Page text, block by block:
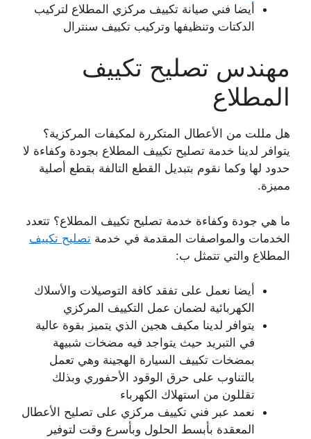
أيضا فني صيانة تكييف مركزي المطلاع لتركيب
الدكتات وتنظيفها وتركيب تكييف سنترال
مهندس تصليح تكييف
المطلاع
هل مللت من الأعطال المتكررة لمكيفات المركزية؟
يتوافر لدينا خدمة تصليح تكييف المطلاع بجودة وكفاءة لا
حدود لها وكما نقوم بتبديل القطع التالفة بقطع أصلية
مميزة.
ما هي جودة وكفاءة خدمة تصليح تكييف المطلاع؟ تتعدد
الخدمات والمواصفات المقدمة في خدمة تصليح تكييف
المطلاع والتي تتمثل ب:
أيضا نعمل على تفقد كافة التوصيلات والأسلاك
الكهربائية لضمان عمل التكييف المركزي
يتوافر لدينا مكيف هجين الذي يتميز بقوة عالية
في التبريد حيث يتواجد فيه مضخات شبيهة
بمضخات تكييف السيارة الهجينة وهي تعمل
بالتناوب على حرق الوقود الأحفوري وبذلك
تقللون من استهلاك الكهرباء
نعمد عبر فني تكييف مركزي على تصليح الأعطال
المعقدة بأبسط الحلول وبأسرع وقت لتوفير